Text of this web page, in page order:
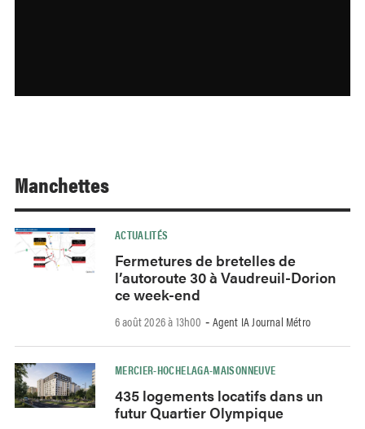
Manchettes
ACTUALITÉS
Fermetures de bretelles de
l’autoroute 30 à Vaudreuil-Dorion
ce week-end
6 août 2026 à 13h00 - Agent IA Journal Métro
MERCIER-HOCHELAGA-MAISONNEUVE
435 logements locatifs dans un
futur Quartier Olympique